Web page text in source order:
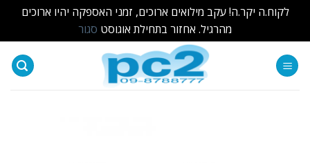
לקוח.ה יקר.ה! עקב מילואים ארוכים, זמני האספקה יהיו ארוכים
מהרגיל. אחזור בתחילת אוגוסט סגור